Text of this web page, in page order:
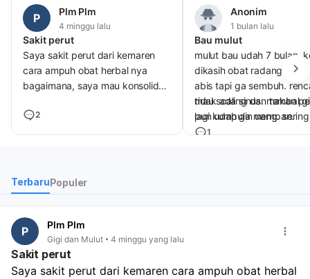
P Plm Plm
4 minggu lalu
Sakit perut
Saya sakit perut dari kemaren
cara ampuh obat herbal nya
bagaimana, saya mau konsolidasi
2
Anonim
1 bulan lalu
Bau mulut
mulut bau udah 7 bulan,
dikasih obat radang udah
abis tapi ga sembuh.
mau scaling dan tambal
lagi kumpulin uang.
sikat lidah dan minum air
keluarga dan teman
tidak ada sinus. makan
pun udah ga mempan.
1
TerbaruPopuler
P Plm Plm
Gigi dan Mulut 4 minggu yang lalu
Sakit perut
Saya sakit perut dari kemaren cara ampuh obat herbal